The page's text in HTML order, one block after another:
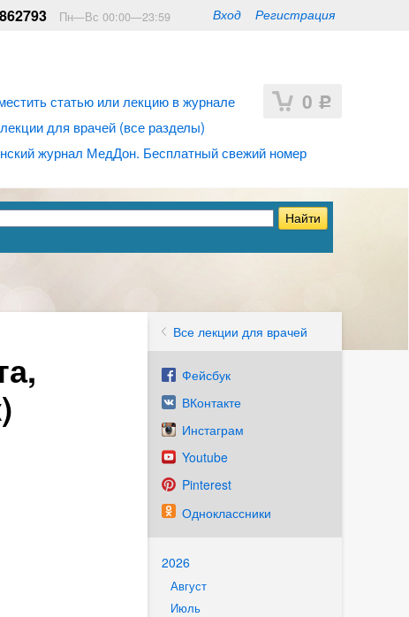
Вход Регистрация
Пн—Вс 00:00—23:59
0 Р
статью или лекцию в журнале
для врачей (все разделы)
журнал МедДон. Бесплатный свежий номер
Все лекции для врачей
Фейсбук
ВКонтакте
Инстаграм
Youtube
Pinterest
Одноклассники
2026
Август
Июль